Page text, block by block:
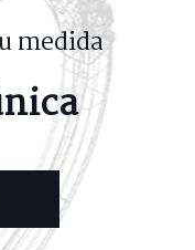
medida